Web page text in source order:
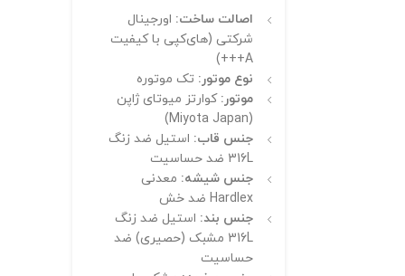
اصالت ساخت: اورجینال
شرکتی (های‌کپی با کیفیت
A+++)
نوع موتور: تک موتوره
موتور: کوارتز میوتای ژاپن
(Miyota Japan)
جنس قاب: استیل ضد زنگ
316L ضد حساسیت
جنس شیشه: معدنی
Hardlex ضد خش
جنس بند: استیل ضد زنگ
316L مشبک (حصیری) ضد
حساسیت